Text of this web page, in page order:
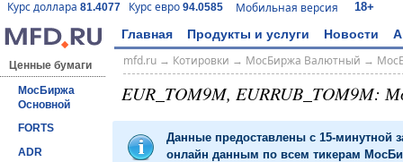
Курс доллара 81.4077 Курс евро 94.0585 Мобильная версия 18+
Главная Продукты и услуги Новости
Ценные бумаги
МосБиржа
Основной
FORTS
ADR
mfd.ru→ Котировки → МосБиржа Валютный →
EUR_TOM9M, EURRUB_TOM9M:
Данные предоставлены с 15-минутной
онлайн данным по всем тикерам